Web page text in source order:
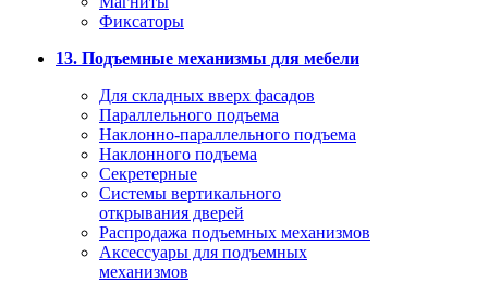
Фиксаторы
13. Подъемные механизмы для мебели
Для складных вверх фасадов
Параллельного подъема
Наклонно-параллельного подъема
Наклонного подъема
Секретерные
Системы вертикального
открывания дверей
Распродажа подъемных механизмов
Аксессуары для подъемных
механизмов